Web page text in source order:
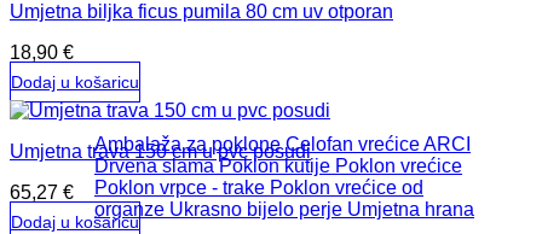
Ambalaža za poklone Celofan vrećice ARCI
Drvena slama Poklon kutije Poklon vrećice
Poklon vrpce - trake Poklon vrećice od
organze Ukrasno bijelo perje Umjetna hrana
Umjetna biljka ficus pumila 80 cm uv otporan
18,90 €
Dodaj u košaricu
Umjetna trava 150 cm u pvc posudi
65,27 €
Dodaj u košaricu